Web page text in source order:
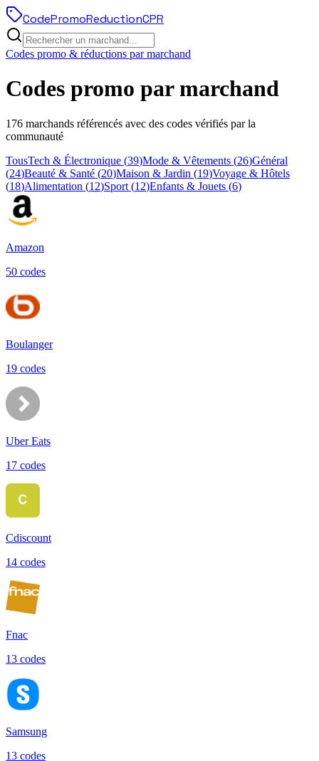
CodePromoReductionCPR
Codes promo & réductions par marchand
Codes promo par marchand
176 marchands référencés avec des codes vérifiés par la
communauté
TousTech & Électronique (39)Mode & Vêtements (26)Général
(24)Beauté & Santé (20)Maison & Jardin (19)Voyage & Hôtels
(18)Alimentation (12)Sport (12)Enfants & Jouets (6)
Amazon
50 codes
Boulanger
19 codes
Uber Eats
17 codes
Cdiscount
14 codes
Fnac
13 codes
Samsung
13 codes